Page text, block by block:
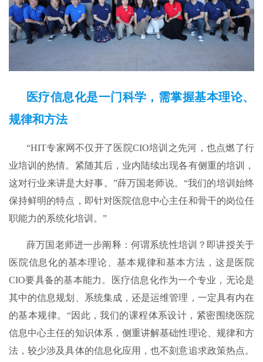
医疗信息化是一门科学，需掌握基本理论、
规律和方法
“HIT专家网不仅开了医院CIO培训之先河，也点燃了行
业培训的热情。紧随其后，业内陆续出现各有侧重的培训，
这对行业来讲是大好事。”薛万国老师说。“我们的培训始终
保持鲜明的特点，即针对医院信息中心主任和骨干的岗位任
职能力的系统化培训。”
薛万国老师进一步阐释：何谓系统性培训？即讲授关于
医院信息化的基本理论、基本规律和基本方法，这是医院
CIO要具备的基本能力。医疗信息化作为一个专业，无论是
其中的信息规划、系统集成，还是运维管理，一定具有内在
的基本规律。“因此，我们的课程体系设计，紧密围绕医院
信息中心主任的知识体系，侧重讲解基础性理论、规律和方
法，较少涉及具体的信息化应用，也不刻意追求政策热点。